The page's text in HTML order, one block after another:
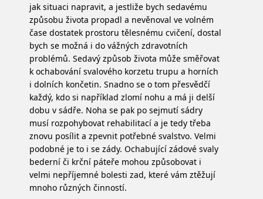
jak situaci napravit, a jestliže bych sedavému
způsobu života propadl a nevěnoval ve volném
čase dostatek prostoru tělesnému cvičení, dostal
bych se možná i do vážných zdravotních
problémů. Sedavý způsob života může směřovat
k ochabování svalového korzetu trupu a horních
i dolních končetin. Snadno se o tom přesvědčí
každý, kdo si například zlomí nohu a má ji delší
dobu v sádře. Noha se pak po sejmutí sádry
musí rozpohybovat rehabilitací a je tedy třeba
znovu posílit a zpevnit potřebné svalstvo. Velmi
podobné je to i se zády. Ochabující zádové svaly
bederní či krční páteře mohou způsobovat i
velmi nepříjemné bolesti zad, které vám ztěžují
mnoho různých činností.